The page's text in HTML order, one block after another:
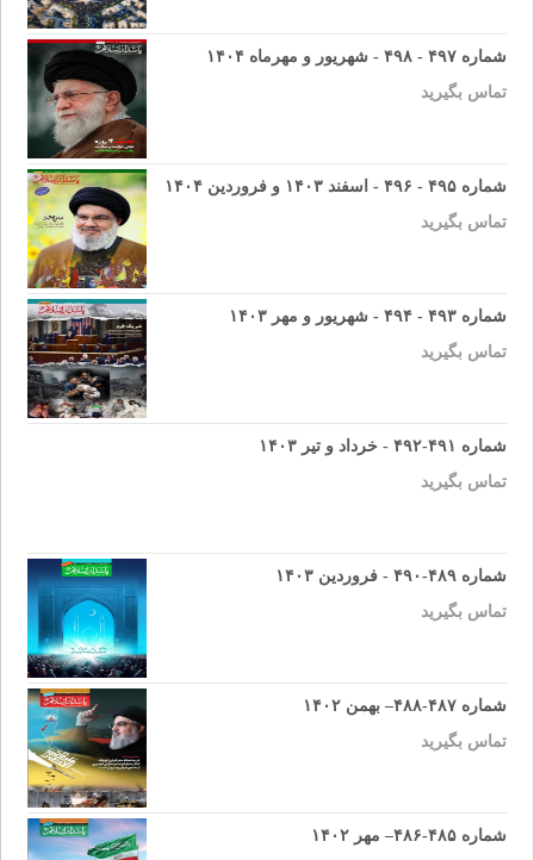
شماره ۴۹۷ - ۴۹۸ - شهریور و مهرماه ۱۴۰۴
تماس بگیرید
شماره ۴۹۵ - ۴۹۶ - اسفند ۱۴۰۳ و فروردین ۱۴۰۴
تماس بگیرید
شماره ۴۹۳ - ۴۹۴ - شهریور و مهر ۱۴۰۳
تماس بگیرید
شماره ۴۹۱-۴۹۲ - خرداد و تیر ۱۴۰۳
تماس بگیرید
شماره ۴۸۹-۴۹۰ - فروردین ۱۴۰۳
تماس بگیرید
شماره ۴۸۷-۴۸۸– بهمن ۱۴۰۲
تماس بگیرید
شماره ۴۸۵-۴۸۶– مهر ۱۴۰۲